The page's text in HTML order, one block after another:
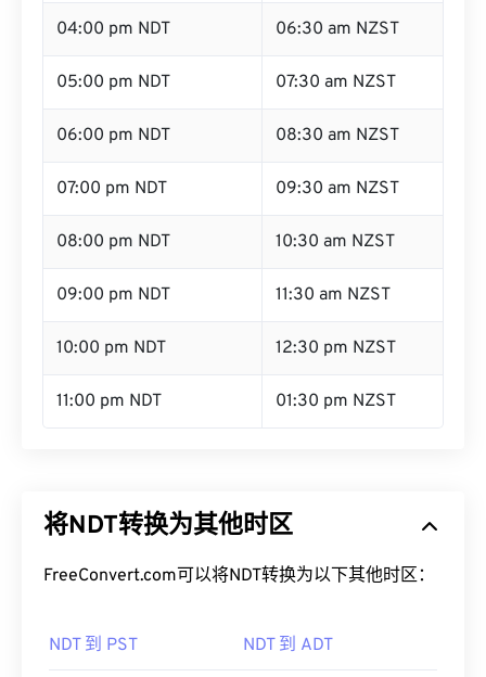
04:00 pm NDT 06:30 am NZST
05:00 pm NDT 07:30 am NZST
06:00 pm NDT 08:30 am NZST
07:00 pm NDT 09:30 am NZST
08:00 pm NDT 10:30 am NZST
09:00 pm NDT 11:30 am NZST
10:00 pm NDT 12:30 pm NZST
11:00 pm NDT 01:30 pm NZST
将NDT转换为其他时区
FreeConvert.com可以将NDT转换为以下其他时区：
NDT 到 PST NDT 到 ADT